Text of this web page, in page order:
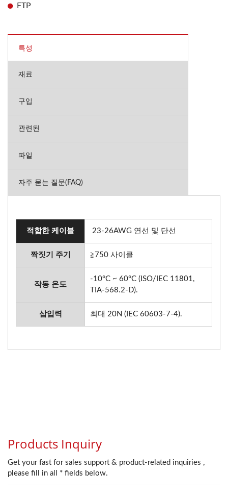
FTP
특성
재료
구입
관련된
파일
자주 묻는 질문(FAQ)
적합한 케이블 23-26AWG 연선 및 단선
짝짓기 주기 ≧750 사이클
작동 온도
-10°C ~ 60°C (ISO/IEC 11801,
TIA-568.2-D).
삽입력 최대 20N (IEC 60603-7-4).